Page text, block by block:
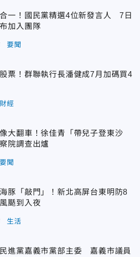
一！國民黨精選4位新發言人 7日
加入團隊
要聞
票！群聯執行長潘健成7月加碼買4
財經
大翻車！徐佳青「帶兒子登東沙
院調查出爐
要聞
豚「敲門」！新北高屏台東明防8
颳到入夜
生活
進黨嘉義市黨部主委 嘉義市議員